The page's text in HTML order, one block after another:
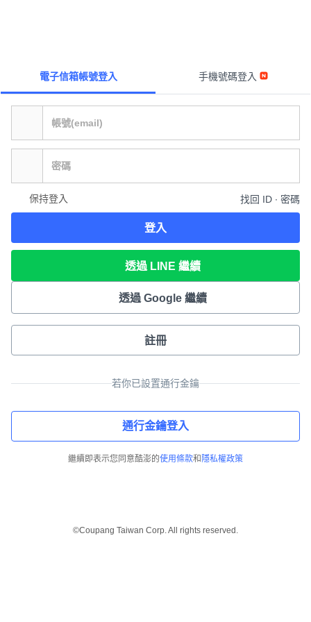
電子信箱帳號登入 手機號碼登入
保持登入 找回 ID ∙ 密碼
登入
透過 LINE 繼續
透過 Google 繼續
註冊
若你已設置通行金鑰
通行金鑰登入
繼續即表示您同意酷澎的使用條款和 隱私權政策
©Coupang Taiwan Corp. All rights reserved.